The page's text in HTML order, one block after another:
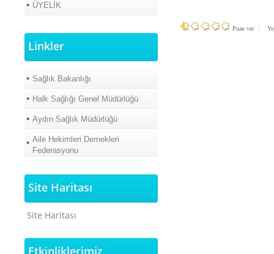
ÜYELİK
Linkler
Sağlık Bakanlığı
Halk Sağlığı Genel Müdürlüğü
Aydın Sağlık Müdürlüğü
Aile Hekimleri Dernekleri
Federasyonu
Site Haritası
Site Haritası
Etkinliklerimiz
Puan ver